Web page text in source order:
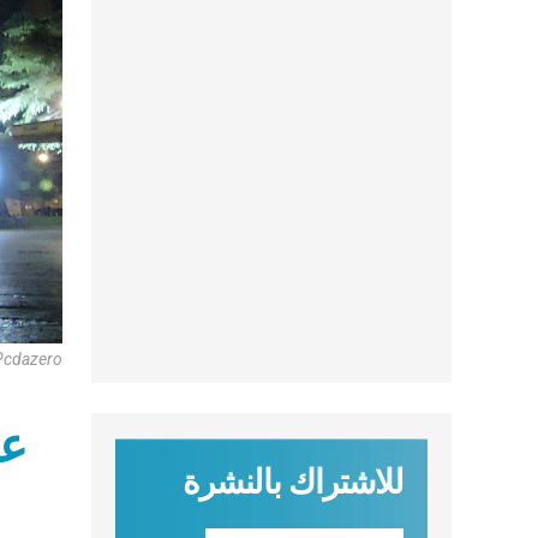
للاشتراك بالنشرة